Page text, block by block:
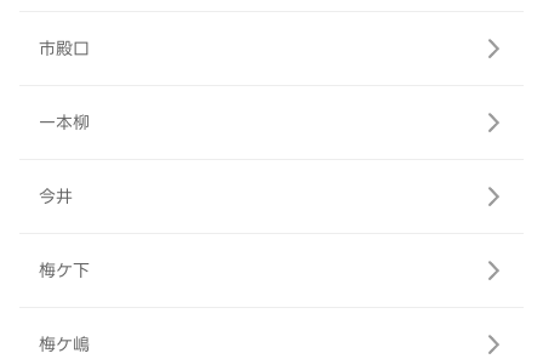
市殿口
一本柳
今井
梅ケ下
梅ケ嶋